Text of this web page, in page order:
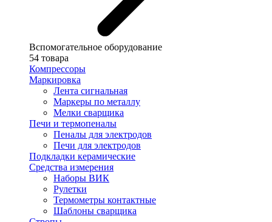
Вспомогательное оборудование
54 товара
Компрессоры
Маркировка
Лента сигнальная
Маркеры по металлу
Мелки сварщика
Печи и термопеналы
Пеналы для электродов
Печи для электродов
Подкладки керамические
Средства измерения
Наборы ВИК
Рулетки
Термометры контактные
Шаблоны сварщика